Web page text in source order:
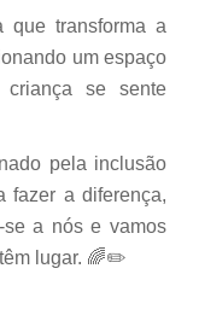
que transforma a
um espaço
se sente
pela inclusão
fazer a diferença,
se a nós e vamos
lugar. 🌈✏️